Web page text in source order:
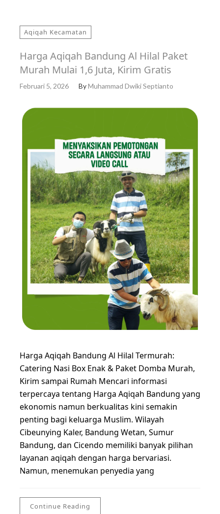
Aqiqah Kecamatan
Harga Aqiqah Bandung Al Hilal Paket
Murah Mulai 1,6 Juta, Kirim Gratis
Februari 5, 2026 ByMuhammad Dwiki Septianto
Harga Aqiqah Bandung Al Hilal Termurah:
Catering Nasi Box Enak & Paket Domba Murah,
Kirim sampai Rumah Mencari informasi
terpercaya tentang Harga Aqiqah Bandung yang
ekonomis namun berkualitas kini semakin
penting bagi keluarga Muslim. Wilayah
Cibeunying Kaler, Bandung Wetan, Sumur
Bandung, dan Cicendo memiliki banyak pilihan
layanan aqiqah dengan harga bervariasi.
Namun, menemukan penyedia yang
Continue Reading